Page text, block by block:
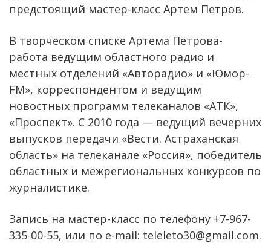
предстоящий мастер-класс Артем Петров.
В творческом списке Артема Петрова-
работа ведущим областного радио и
местных отделений «Авторадио» и «Юмор-
FM», корреспондентом и ведущим
новостных программ телеканалов «АТК»,
«Проспект». С 2010 года — ведущий вечерних
выпусков передачи «Вести. Астраханская
область» на телеканале «Россия», победитель
областных и межрегиональных конкурсов по
журналистике.
Запись на мастер-класс по телефону +7-967-
335-00-55, или по e-mail: teleleto30@gmail.com.